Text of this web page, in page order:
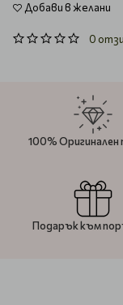
Добави в желани
0
100% Оригинален
Подарък към